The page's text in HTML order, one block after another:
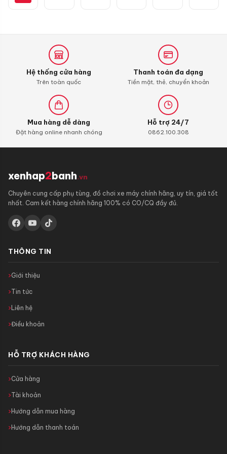
Hệ thống cửa hàng
Trên toàn quốc
Thanh toán đa dạng
Tiền mặt, thẻ, chuyển khoản
Mua hàng dễ dàng
Đặt hàng online nhanh chóng
Hỗ trợ 24/7
0862.100.308
xenhap2banh.vn
Chuyên cung cấp phụ tùng, đồ chơi xe máy chính hãng, uy tín, giá tốt
nhất. Cam kết hàng chính hãng 100% có CO/CQ đầy đủ.
THÔNG TIN
Giới thiệu
Tin tức
Liên hệ
Điều khoản
HỖ TRỢ KHÁCH HÀNG
Cửa hàng
Tài khoản
Hướng dẫn mua hàng
Hướng dẫn thanh toán